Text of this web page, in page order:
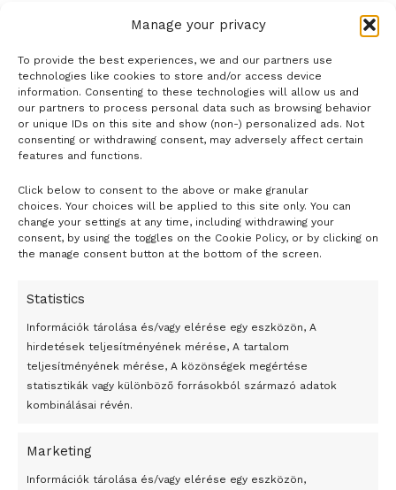
Manage your privacy
To provide the best experiences, we and our partners use
technologies like cookies to store and/or access device
information. Consenting to these technologies will allow us and
our partners to process personal data such as browsing behavior
or unique IDs on this site and show (non-) personalized ads. Not
consenting or withdrawing consent, may adversely affect certain
features and functions.
Click below to consent to the above or make granular
choices. Your choices will be applied to this site only. You can
change your settings at any time, including withdrawing your
consent, by using the toggles on the Cookie Policy, or by clicking on
the manage consent button at the bottom of the screen.
Statistics
Információk tárolása és/vagy elérése egy eszközön, A
hirdetések teljesítményének mérése, A tartalom
teljesítményének mérése, A közönségek megértése
statisztikák vagy különböző forrásokból származó adatok
kombinálásai révén.
Marketing
Információk tárolása és/vagy elérése egy eszközön,
- H I R D E T É S -